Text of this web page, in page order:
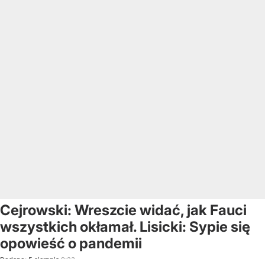
Cejrowski: Wreszcie widać, jak Fauci
wszystkich okłamał. Lisicki: Sypie się
opowieść o pandemii